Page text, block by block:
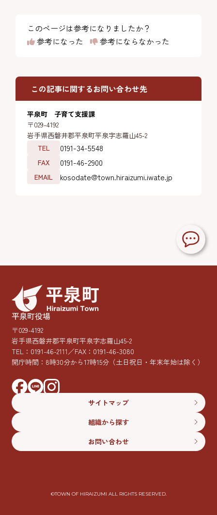
このページは参考になりましたか？
参考になった
参考にならなかった
この記事に関するお問い合わせ先
平泉町 子育て支援課
〒029-4192
岩手県西磐井郡平泉町平泉字志羅山45-2
TEL
0191-34-5548
FAX 0191-46-2900
EMAIL kosodate@town.hiraizumi.iwate.jp
©︎TOWN OF HIRAIZUMI ALL RIGHTS RESERVED.
平泉町役場
〒029-4192
岩手県西磐井郡平泉町平泉字志羅山45-2
TEL： 0191-46-2111／FAX：0191-46-3080
開庁時間：8時30分から17時15分 （土日祝日・年末年始は除く）
サイトマップ
組織から探す
お問い合わせ